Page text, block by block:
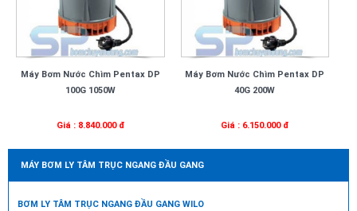
Máy Bơm Nước Chìm Pentax DP
100G 1050W
Giá : 8.840.000 đ
Máy Bơm Nước Chìm Pentax DP
40G 200W
Giá : 6.150.000 đ
MÁY BƠM LY TÂM TRỤC NGANG ĐẦU GANG
BƠM LY TÂM TRỤC NGANG ĐẦU GANG WILO